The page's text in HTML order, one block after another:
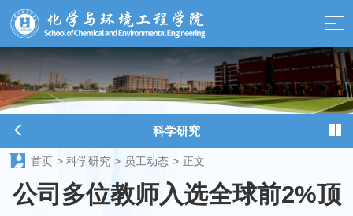
球天下-最新体育新闻、赛事报道、足球篮球资讯
科学研究
首页 > 科学研究 > 员工动态 > 正文
公司多位教师入选全球前2%顶